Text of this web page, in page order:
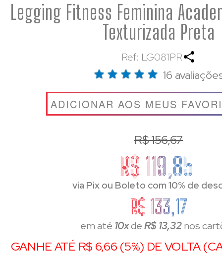
Legging Fitness Feminina
Texturizada Preta
Ref: LG081PR
16
ADICIONAR AOS MEUS
R$ 156,67
R$ 119,85
via Pix ou Boleto com 10% de
R$ 133,17
em até 10xdeR$ 13,32nos
GANHE ATÉ R$ 6,66 (5%) DE VOLTA